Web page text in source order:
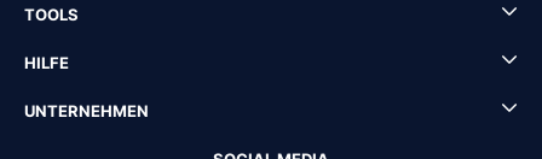
TOOLS
HILFE
UNTERNEHMEN